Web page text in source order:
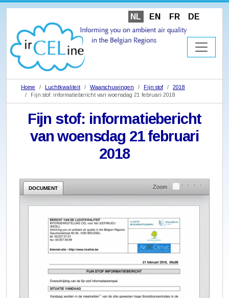
NL EN FR DE
Home Luchtkwaliteit Waarschuwingen Fijn stof
2018
Fijn stof: informatiebericht van woensdag 21 februari 2018
Fijn stof: informatiebericht
van woensdag 21 februari
2018
DOCUMENT Zoom